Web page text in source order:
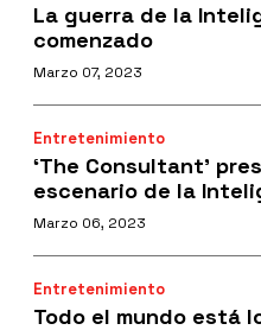
La guerra de la
comenzado
Marzo 07, 2023
Entretenimiento
‘The Consultant’
escenario de la
Marzo 06, 2023
Entretenimiento
Todo el mundo está